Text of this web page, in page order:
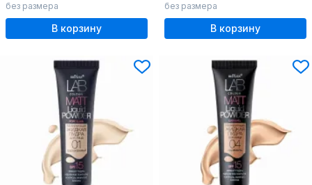
без размера
В корзину
без размера
В корзину